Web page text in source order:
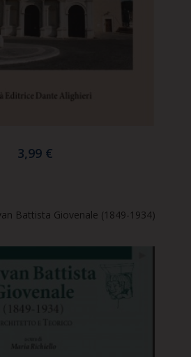
3,99 €
Battista Giovenale (1849-1934)